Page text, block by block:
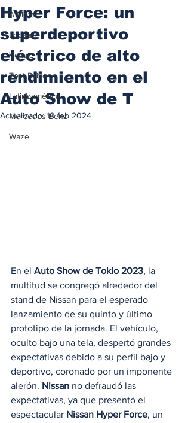
A Motor
Locales
Voltaje
Test Drive
Latinoamérica
Mercedes Benz
Waze
Hyper Force: un
superdeportivo
eléctrico de alto
rendimiento en el
Auto Show de T
Actualizado:10 feb 2024
En el Auto Show de Tokio 2023, la
multitud se congregó alrededor del
stand de Nissan para el esperado
lanzamiento de su quinto y último
prototipo de la jornada. El vehículo,
oculto bajo una tela, despertó grandes
expectativas debido a su perfil bajo y
deportivo, coronado por un imponente
alerón. Nissan no defraudó las
expectativas, ya que presentó el
espectacular Nissan Hyper Force, un